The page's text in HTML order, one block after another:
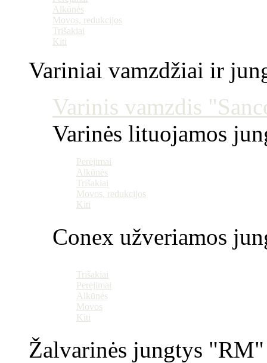
Alkūnės
Movos, redukcijos
Trišakiai
Kiti
Variniai vamzdžiai ir
Varinis vamzdis
Varinės lituojamos
Perėjimai
Alkūnės
Trišakiai
Movos, redukcijos
Kiti
Conex užveriamos
Trišakiai
Perėjimai
Alkūnės
Movos
Kiti
Žalvarinės jungtys